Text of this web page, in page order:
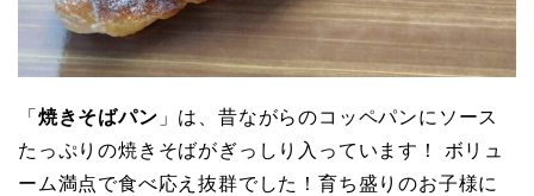
「 焼きそばパン 」は、昔ながらのコッペパンにソース
たっぷりの焼きそばがぎっしり入っています！ ボリュ
ーム満点で食べ応え抜群でした！育ち盛りのお子様に